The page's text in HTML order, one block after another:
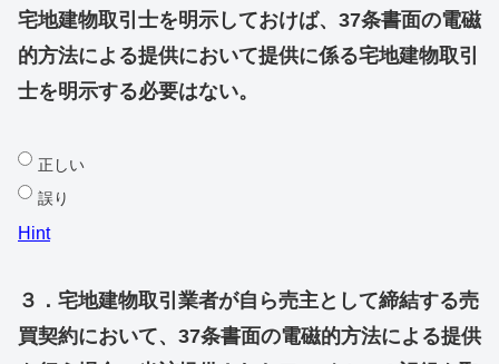
宅地建物取引士を明示しておけば、37条書面の電磁
的方法による提供において提供に係る宅地建物取引
士を明示する必要はない。
正しい
誤り
Hint
３．宅地建物取引業者が自ら売主として締結する売
買契約において、37条書面の電磁的方法による提供